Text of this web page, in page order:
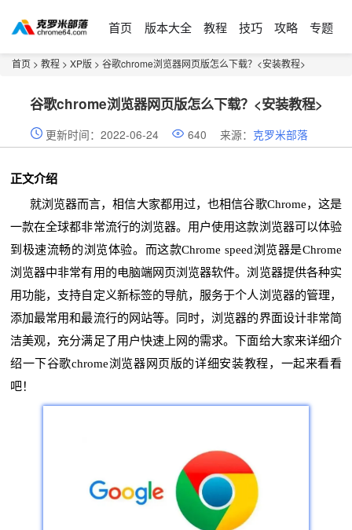
首页 版本大全 教程 技巧 攻略 专题
首页 > 教程 > XP版 > 谷歌chrome浏览器网页版怎么下载？<安装教程>
谷歌chrome浏览器网页版怎么下载？<安装教程>
更新时间：2022-06-24 640 来源： 克罗米部落
正文介绍
就浏览器而言，相信大家都用过，也相信谷歌Chrome，这是
一款在全球都非常流行的浏览器。用户使用这款浏览器可以体验
到极速流畅的浏览体验。而这款Chrome speed浏览器是Chrome
浏览器中非常有用的电脑端网页浏览器软件。浏览器提供各种实
用功能，支持自定义新标签的导航，服务于个人浏览器的管理，
添加最常用和最流行的网站等。同时，浏览器的界面设计非常简
洁美观，充分满足了用户快速上网的需求。下面给大家来详细介
绍一下谷歌chrome浏览器网页版的详细安装教程，一起来看看
吧！